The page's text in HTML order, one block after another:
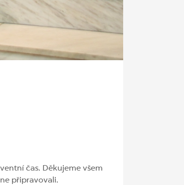
čas. Děkujeme všem
připravovali.